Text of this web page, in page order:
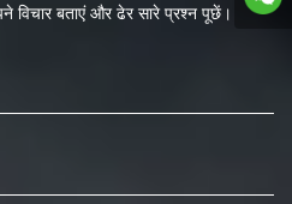
बताएं और ढेर सारे प्रश्न पूछें।